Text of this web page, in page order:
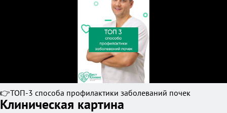
👉ТОП-3 способа профилактики заболеваний почек
Клиническая картина